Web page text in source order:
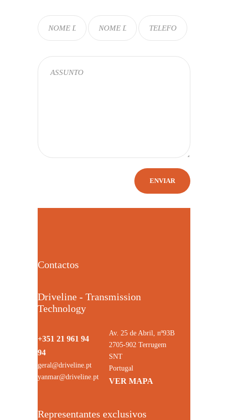
Contactos
Driveline - Transmission
Technology
+351 21 961 94
94
geral@driveline.pt
yanmar@driveline.pt
Av. 25 de Abril, nº93B
2705-902 Terrugem
SNT
Portugal
VER MAPA
Representantes exclusivos